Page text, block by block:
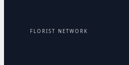
FLORIST NETWORK